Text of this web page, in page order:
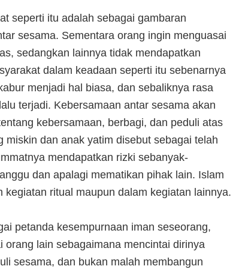
seperti itu adalah sebagai gambaran
sesama. Sementara orang ingin menguasai
sedangkan lainnya tidak mendapatkan
dalam keadaan seperti itu sebenarnya
menjadi hal biasa, dan sebaliknya rasa
terjadi. Kebersamaan antar sesama akan
kebersamaan, berbagi, dan peduli atas
dan anak yatim disebut sebagai telah
mendapatkan rizki sebanyak-
dan apalagi mematikan pihak lain. Islam
kegiatan ritual maupun dalam kegiatan lainnya.
petanda kesempurnaan iman seseorang,
lain sebagaimana mencintai dirinya
sesama, dan bukan malah membangun